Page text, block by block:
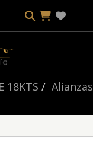
18KTS
Alianzas